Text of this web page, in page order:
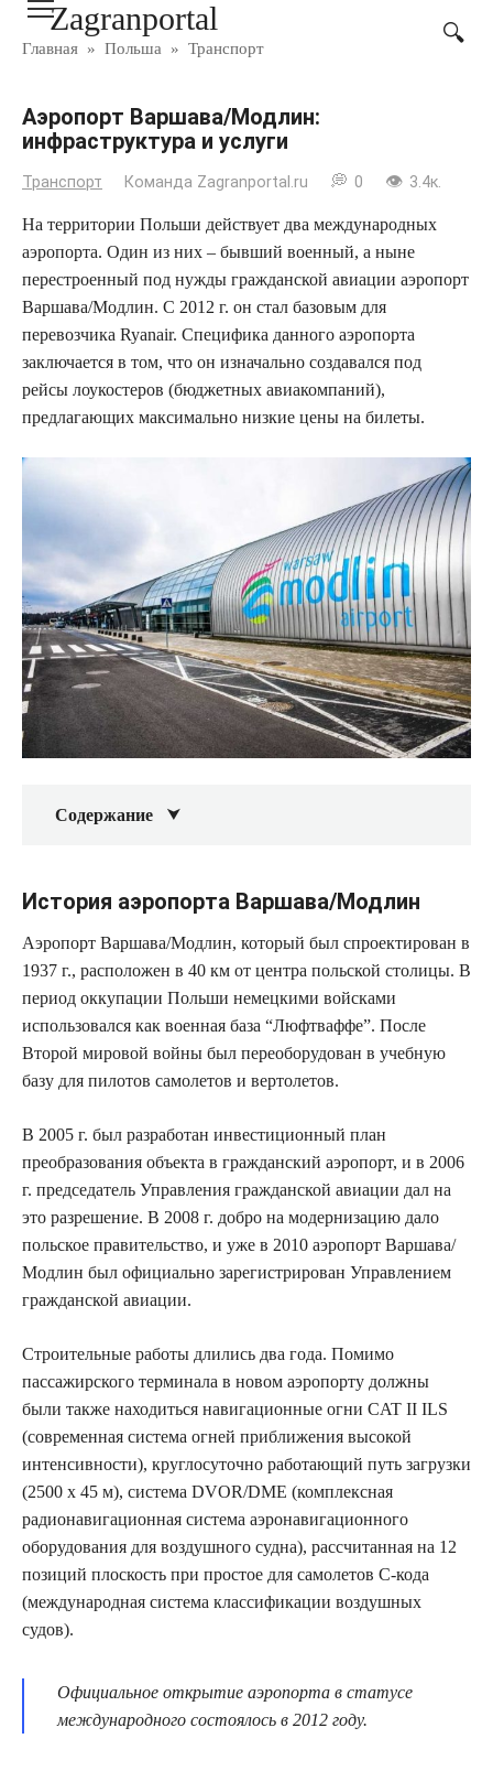
ПерейтиZagranportal
Главная » Польша » Транспорт
Аэропорт Варшава/Модлин:
инфраструктура и услуги
Транспорт Команда Zagranportal.ru 0 3.4к.
На территории Польши действует два международных
аэропорта. Один из них – бывший военный, а ныне
перестроенный под нужды гражданской авиации аэропорт
Варшава/Модлин. С 2012 г. он стал базовым для
перевозчика Ryanair. Специфика данного аэропорта
заключается в том, что он изначально создавался под
рейсы лоукостеров (бюджетных авиакомпаний),
предлагающих максимально низкие цены на билеты.
Содержание
История аэропорта Варшава/Модлин
Аэропорт Варшава/Модлин, который был спроектирован в
1937 г., расположен в 40 км от центра польской столицы. В
период оккупации Польши немецкими войсками
использовался как военная база “Люфтваффе”. После
Второй мировой войны был переоборудован в учебную
базу для пилотов самолетов и вертолетов.
В 2005 г. был разработан инвестиционный план
преобразования объекта в гражданский аэропорт, и в 2006
г. председатель Управления гражданской авиации дал на
это разрешение. В 2008 г. добро на модернизацию дало
польское правительство, и уже в 2010 аэропорт Варшава/
Модлин был официально зарегистрирован Управлением
гражданской авиации.
Строительные работы длились два года. Помимо
пассажирского терминала в новом аэропорту должны
были также находиться навигационные огни CAT II ILS
(современная система огней приближения высокой
интенсивности), круглосуточно работающий путь загрузки
(2500 х 45 м), система DVOR/DME (комплексная
радионавигационная система аэронавигационного
оборудования для воздушного судна), рассчитанная на 12
позиций плоскость при простое для самолетов C-кода
(международная система классификации воздушных
судов).
Официальное открытие аэропорта в статусе
международного состоялось в 2012 году.